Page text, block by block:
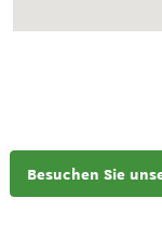
Besuchen Sie